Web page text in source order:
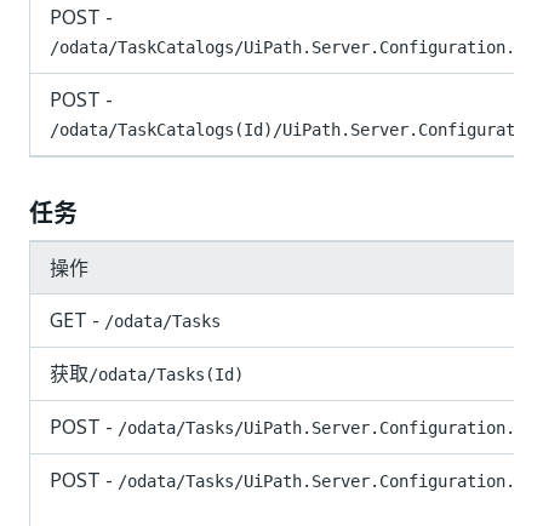
POST -
/odata/TaskCatalogs/
POST -
/odata/TaskCatalogs(Id)/
任务
操作
GET - /odata/Tasks
获取/odata/Tasks(Id)
POST - /odata/Tasks/
POST - /odata/Tasks/